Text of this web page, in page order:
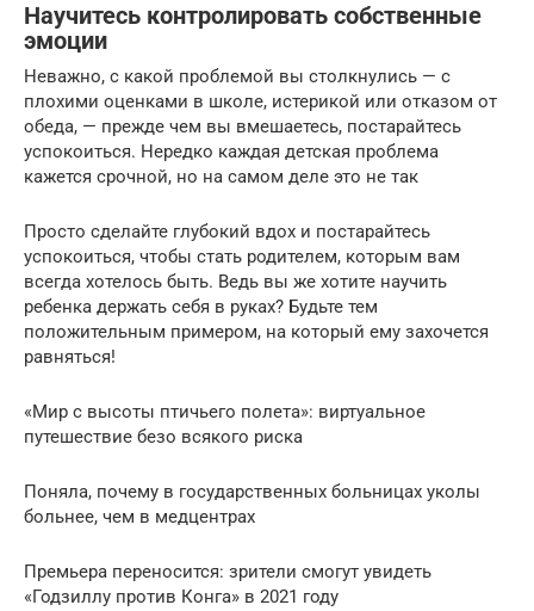
Научитесь контролировать собственные
эмоции
Неважно, с какой проблемой вы столкнулись — с
плохими оценками в школе, истерикой или отказом от
обеда, — прежде чем вы вмешаетесь, постарайтесь
успокоиться. Нередко каждая детская проблема
кажется срочной, но на самом деле это не так
Просто сделайте глубокий вдох и постарайтесь
успокоиться, чтобы стать родителем, которым вам
всегда хотелось быть. Ведь вы же хотите научить
ребенка держать себя в руках? Будьте тем
положительным примером, на который ему захочется
равняться!
«Мир с высоты птичьего полета»: виртуальное
путешествие безо всякого риска
Поняла, почему в государственных больницах уколы
больнее, чем в медцентрах
Премьера переносится: зрители смогут увидеть
«Годзиллу против Конга» в 2021 году